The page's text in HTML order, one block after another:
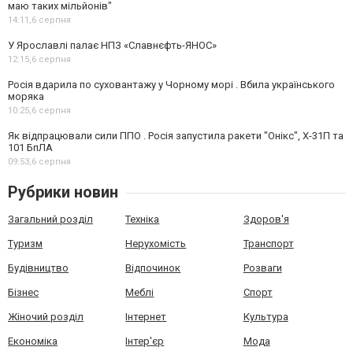
маю таких мільйонів"
14:11,6 серпня
У Ярославлі палає НПЗ «Славнєфть-ЯНОС»
12:15,6 серпня
Росія вдарила по суховантажу у Чорному морі . Вбила українського
моряка
10:25,6 серпня
Як відпрацювали сили ППО . Росія запустила ракети "Онікс", Х-31П та
101 БпЛА
09:53,6 серпня
Рубрики новин
Загальний розділ Техніка Здоров'я
Туризм Нерухомість Транспорт
Будівництво Відпочинок Розваги
Бізнес Меблі Спорт
Жіночий розділ Інтернет Культура
Економіка Інтер'єр Мода